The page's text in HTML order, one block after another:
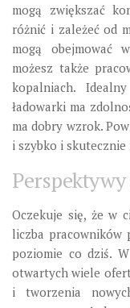
mogą zwiększać
różnić i zależeć od
mogą obejmować
możesz także
kopalniach.
ładowarki ma
ma dobry wzrok.
i szybko i
Oczekuje się, że w
liczba pracowników
poziomie co dziś.
otwartychwiele
i tworzenia